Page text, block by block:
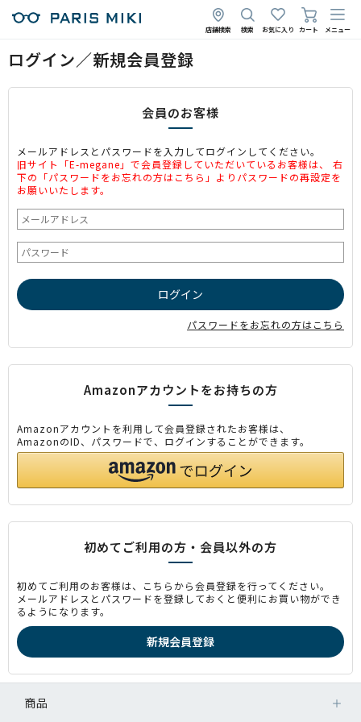
店舗検索 検索 お気に入り カート メニュー
ログイン／新規会員登録
会員のお客様
メールアドレスとパスワードを入力してログインしてください。
旧サイト「E-megane」で会員登録していただいているお客様は、 右
下の「パスワードをお忘れの方はこちら」よりパスワードの再設定を
お願いいたします。
パスワードをお忘れの方はこちら
Amazonアカウントをお持ちの方
Amazonアカウントを利用して会員登録されたお客様は、
AmazonのID、パスワードで、ログインすることができます。
初めてご利用の方・会員以外の方
初めてご利用のお客様は、こちらから会員登録を行ってください。
メールアドレスとパスワードを登録しておくと便利にお買い物ができ
るようになります。
商品